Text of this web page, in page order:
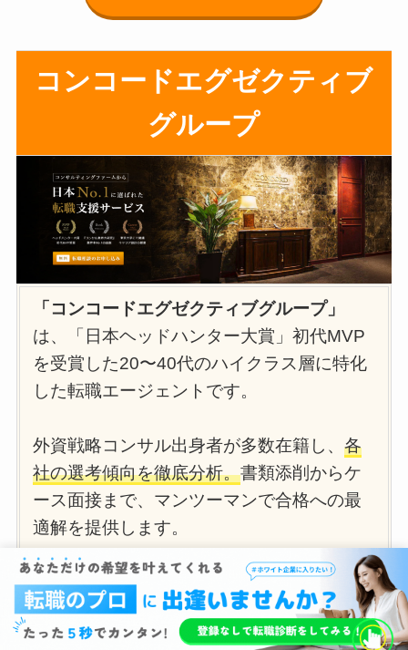
コンコードエグゼクティブ
グループ
「コンコードエグゼクティブグループ」
は、「日本ヘッドハンター大賞」初代MVP
を受賞した20〜40代のハイクラス層に特化
した転職エージェントです。
外資戦略コンサル出身者が多数在籍し、各
社の選考傾向を徹底分析。書類添削からケ
ース面接まで、マンツーマンで合格への最
適解を提供します。
経営幹部との強固なネットワークにより、
他エージェントでは不合格だった方が再応
募・内定獲得するケースも。特別案件や特